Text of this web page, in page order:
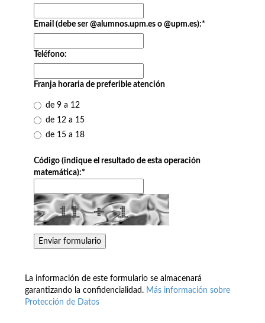
Email (debe ser @alumnos.upm.es o @upm.es):*
Teléfono:
Franja horaria de preferible atención
de 9 a 12
de 12 a 15
de 15 a 18
Código (indique el resultado de esta operación
matemática):*
La información de este formulario se almacenará
garantizando la confidencialidad. Más información sobre
Protección de Datos